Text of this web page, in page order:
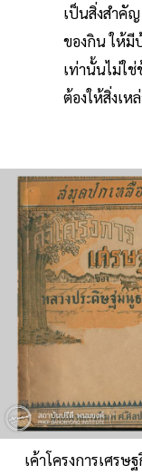
เป็นสิ่งสำคั
ของกิน ให้มี
เท่านั้นไม่ใช่
ต้องให้สิ่งเห
เค้าโครงการเศร